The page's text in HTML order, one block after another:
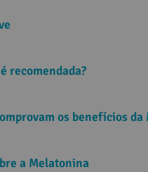
recomendada?
os benefícios
a Melatonina